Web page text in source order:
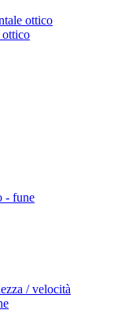
ottico
ottico
- fune
/ velocità